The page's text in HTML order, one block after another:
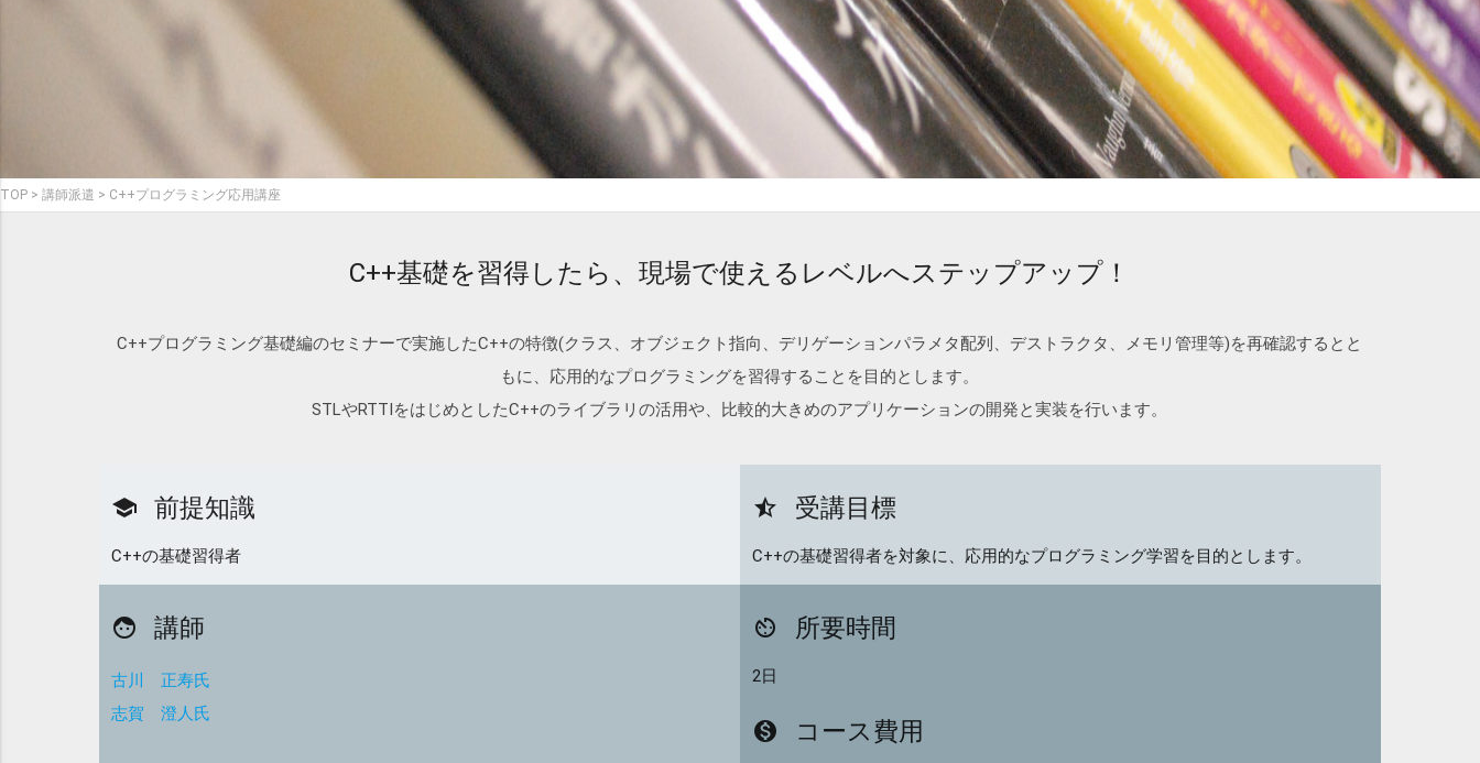
TOP 講師派遣 C++プログラミング応用講座
C++基礎を習得したら、現場で使えるレベルへステップアップ！
C++プログラミング基礎編のセミナーで実施したC++の特徴(クラス、オブジェクト指向、デリゲーションパラメタ配列、デストラクタ、メモリ管理等)を再確認するとと
もに、応用的なプログラミングを習得することを目的とします。
STLやRTTIをはじめとしたC++のライブラリの活用や、比較的大きめのアプリケーションの開発と実装を行います。
school 前提知識
C++の基礎習得者
star_half 受講目標
C++の基礎習得者を対象に、応用的なプログラミング学習を目的とします。
face 講師
古川 正寿氏
志賀 澄人氏
av_timer 所要時間
2日
monetization_on コース費用